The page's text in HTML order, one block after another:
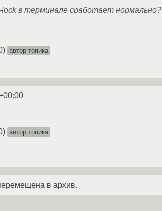
lock в терминале сработает нормально?
) автор топика
) автор топика
в архив.